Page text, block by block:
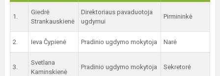
1.
Giedrė
Strankauskienė
Direktoriaus pavaduotoja
ugdymui
Pirmininkė
2. Ieva Čypienė Pradinio ugdymo mokytoja Narė
3.
Svetlana
Kaminskienė
Pradinio ugdymo mokytoja Sekretorė